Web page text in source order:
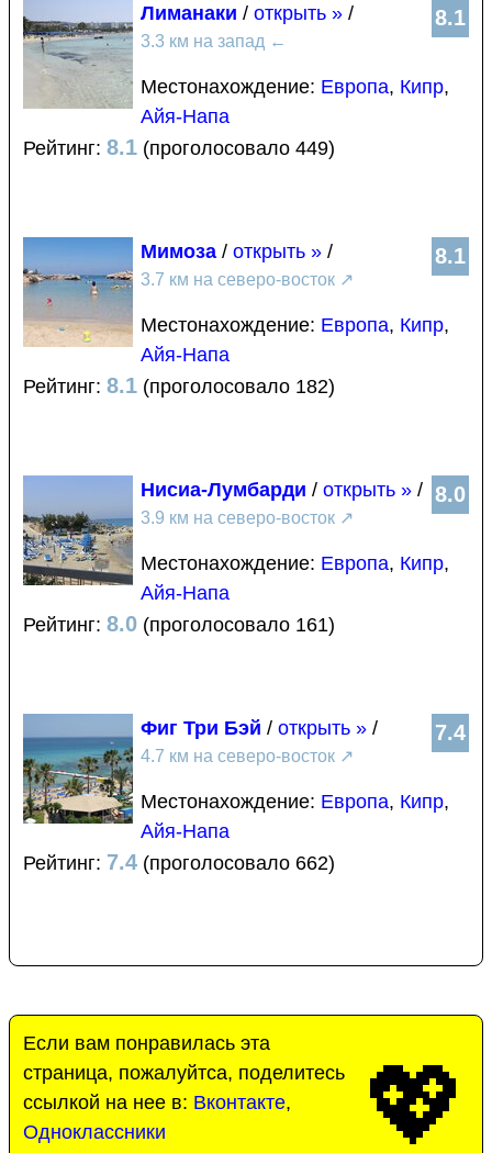
8.1
Лиманаки / открыть » /
3.3 км на запад ←
Местонахождение: Европа, Кипр,
Айя-Напа
Рейтинг: 8.1 (проголосовало 449)
8.1
Мимоза / открыть » /
3.7 км на северо-восток ↗
Местонахождение: Европа, Кипр,
Айя-Напа
Рейтинг: 8.1 (проголосовало 182)
8.0
Нисиа-Лумбарди / открыть » /
3.9 км на северо-восток ↗
Местонахождение: Европа, Кипр,
Айя-Напа
Рейтинг: 8.0 (проголосовало 161)
7.4
Фиг Три Бэй / открыть » /
4.7 км на северо-восток ↗
Местонахождение: Европа, Кипр,
Айя-Напа
Рейтинг: 7.4 (проголосовало 662)
💖
Если вам понравилась эта
страница, пожалуйтса, поделитесь
ссылкой на нее в: Вконтакте,
Одноклассники